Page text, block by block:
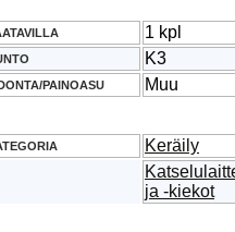
1 kpl
K3
PAINOASU Muu
Keräily
ja -kiekot